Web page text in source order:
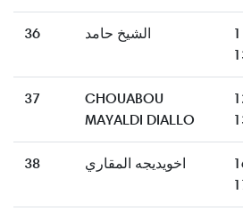
36 الشيخ حامد
37
CHOUABOU
MAYALDI DIALLO
38 اخويديجه المقاري